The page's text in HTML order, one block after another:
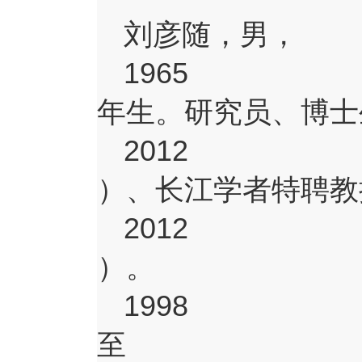
刘彦随，男，
1965
年生。研究员、博
2012
）、长江学者特聘
2012
）。
1998
至